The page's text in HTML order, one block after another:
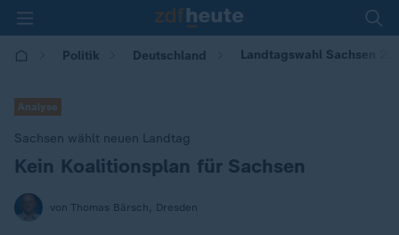
Politik Deutschland Landtagswahl Sachsen
Analyse
Sachsen wählt neuen Landtag
:Kein Koalitionsplan für Sachsen
von Thomas Bärsch, Dresden